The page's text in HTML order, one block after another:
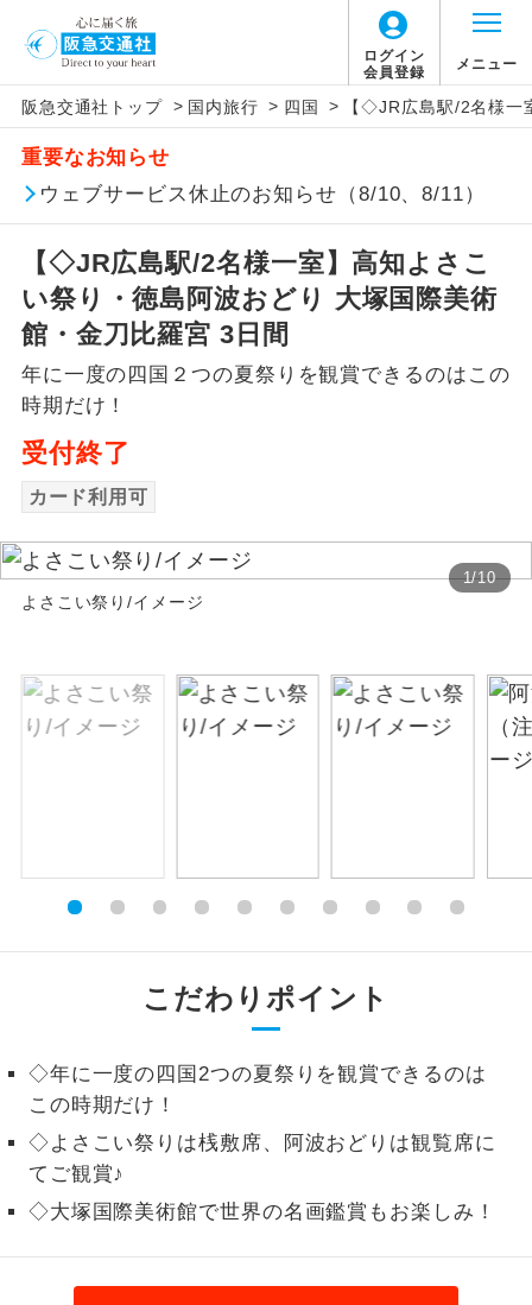
ログイン
会員登録
メニュー
阪急交通社トップ > 国内旅行 > 四国 > 【◇JR広島駅/2名様一
重要なお知らせ
ウェブサービス休止のお知らせ（8/10、8/11）
【◇JR広島駅/2名様一室】高知よさこ
い祭り・徳島阿波おどり 大塚国際美術
館・金刀比羅宮 3日間
年に一度の四国２つの夏祭りを観賞できるのはこの
時期だけ！
受付終了
カード利用可
1/10
よさこい祭り/イメージ
こだわりポイント
◇年に一度の四国2つの夏祭りを観賞できるのは
この時期だけ！
◇よさこい祭りは桟敷席、阿波おどりは観覧席に
てご観賞♪
◇大塚国際美術館で世界の名画鑑賞もお楽しみ！
アイコン 説明
添乗員同行
往路出発空港（駅）から復路到着空港
（駅）まで同行します。
現地添乗員同
行
現地到着空港（駅）から最終日出発空港
（駅）まで添乗員が同行します。
バスガイド乗
務
バスガイドが乗務し、車内での観光案内
があります。
世界遺産
絶景 絶景スポットに立ち寄るコースです。
ご宿泊ホテルに露天風呂が付いていま
す。
お部屋食
周りの音を気にせず、ガイドさんの説明
1名様催行
2名様催行
す。
おひとり様参
おひとり様限定でご参加いただけるコー
スです。